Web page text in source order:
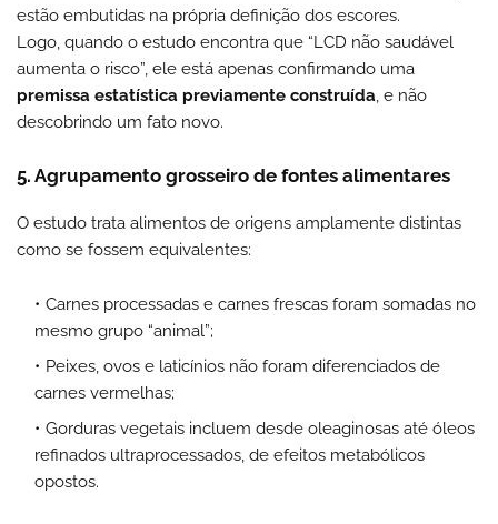
estão embutidas na própria definição dos escores.
Logo, quando o estudo encontra que “LCD não saudável
aumenta o risco”, ele está apenas confirmando uma
premissa estatística previamente construída, e não
descobrindo um fato novo.
5. Agrupamento grosseiro de fontes alimentares
O estudo trata alimentos de origens amplamente distintas
como se fossem equivalentes:
Carnes processadas e carnes frescas foram somadas no
mesmo grupo “animal”;
Peixes, ovos e laticínios não foram diferenciados de
carnes vermelhas;
Gorduras vegetais incluem desde oleaginosas até óleos
refinados ultraprocessados, de efeitos metabólicos
opostos.